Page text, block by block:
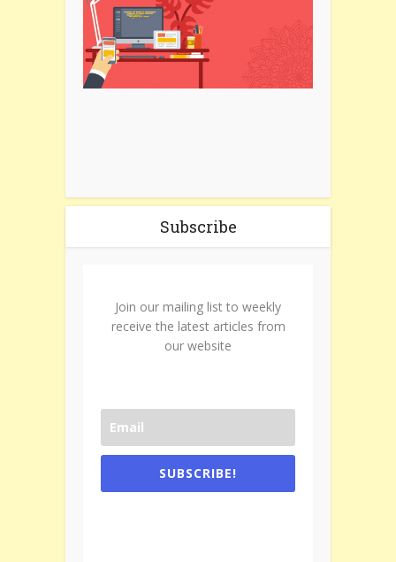
Subscribe
Join our mailing list to weekly
receive the latest articles from
our website
SUBSCRIBE!